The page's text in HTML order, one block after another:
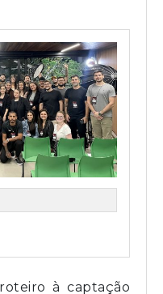
à captação